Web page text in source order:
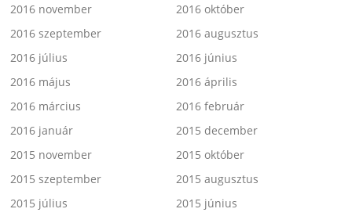
2016 november
2016 október
2016 szeptember
2016 augusztus
2016 július
2016 június
2016 május
2016 április
2016 március
2016 február
2016 január
2015 december
2015 november
2015 október
2015 szeptember
2015 augusztus
2015 július
2015 június